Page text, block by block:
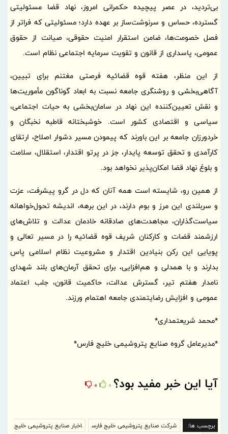
بی‌تردید، در عصر پیچیده حکمرانی امروز، نهاد قضا مسئولیتی
گسترده، حساس و سرنوشت‌ساز بر عهده دارد؛ مسئولیتی که فراتر از
فصل خصومت‌ها، ضامن استقرار امنیت حقوقی، صیانت از حقوق
عمومی، پاسداری از قانون و تقویت سرمایه اجتماعی نظام است.
از این منظر، هفته قوه قضائیه فرصتی مغتنم برای تبیین،
آگاهی‌بخشی و روشنگری جامعه نسبت به ابعاد گوناگون مأموریت‌ها
و نقش تعیین‌کننده این نهاد در سامان‌بخشی به حیات اجتماعی،
سیاسی و اقتصادی کشور است. خوشبختانه قاطبه نخبگان و
خردورزان جامعه بر این باورند که پیمودن مسیر دشوار اصلاح، ارتقای
کارآمدی و تحقق توسعه پایدار، جز در پرتو اقتدار، استقلال، سلامت
و بلوغ نهاد قضا امکان‌پذیر نخواهد بود.
از همین رو، شایسته است همه آنان که دل در گرو پیشرفت، عزت
و سربلندی این مرز و بوم دارند، در این برهه، اندیشه تحول‌خواهانه
سیاست‌گذاران، مجاهدت‌های صادقانه خادمان عدالت و تلاش‌های
ارزشمند قضات و کارکنان شریف قوه قضائیه را در مسیر تعالی و
پویایی این رکن بنیادین اقتدار و مشروعیت نظام اسلامی پاس
بدارند و با همدلی و هم‌افزایی، برای تحقق آرمان‌های بلند شهدای
نامدار هفتم تیر، گسترش عدالت، حاکمیت قانون، جلب اعتماد
عمومی و افزایش رضایتمندی جامعه اهتمام ورزند.
*محمد شریعتمداری*
*مدیرعامل گروه صنایع پتروشیمی خلیج فارس*
آیا این خبر مفید بود؟ 0
0
برچسب ها: شرکت صنایع پتروشیمی خلیج فارس اخبار صنایع پتروشیمی خلیج